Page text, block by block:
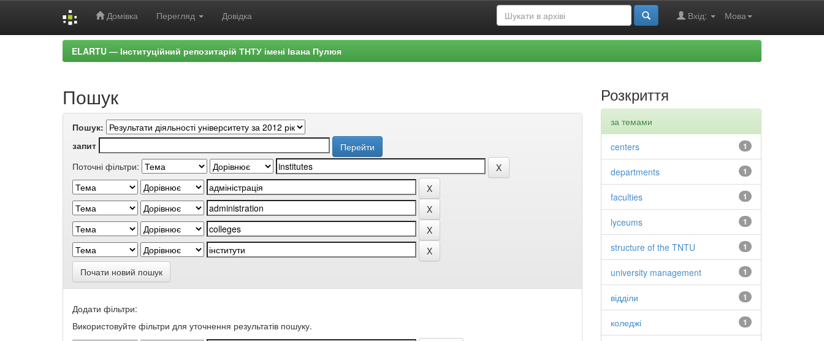
Домівка Перегляд Довідка Мова
Вхід:
ELARTU — Інституційний репозитарій ТНТУ імені Івана Пулюя
Пошук
Пошук:
запит
Поточні фільтри:
Почати новий пошук
Додати фільтри:
Використовуйте фільтри для уточнення результатів пошуку.
Розкриття
за темами
1
centers
1
departments
1
faculties
1
lyceums
1
structure of the TNTU
1
university management
1
відділи
1
коледжі